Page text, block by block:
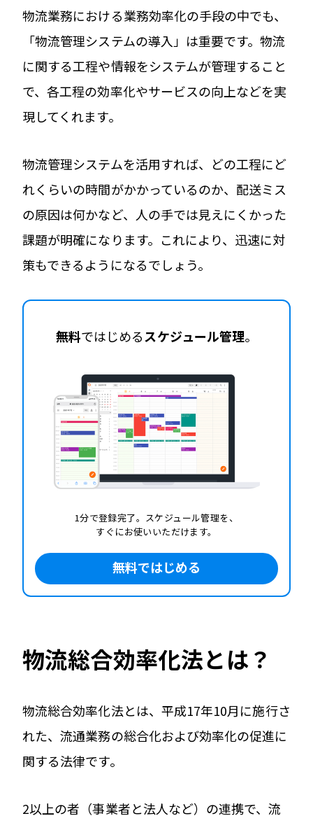
物流業務における業務効率化の手段の中でも、
「物流管理システムの導入」は重要です。物流
に関する工程や情報をシステムが管理すること
で、各工程の効率化やサービスの向上などを実
現してくれます。
物流管理システムを活用すれば、どの工程にど
れくらいの時間がかかっているのか、配送ミス
の原因は何かなど、人の手では見えにくかった
課題が明確になります。これにより、迅速に対
策もできるようになるでしょう。
無料ではじめるスケジュール管理。
1分で登録完了。スケジュール管理を、
すぐにお使いいただけます。
無料ではじめる
物流総合効率化法とは？
物流総合効率化法とは、平成17年10月に施行さ
れた、流通業務の総合化および効率化の促進に
関する法律です。
2以上の者（事業者と法人など）の連携で、流